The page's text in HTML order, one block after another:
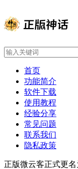
首页
功能简介
软件下载
使用教程
经验分享
常见问题
联系我们
隐私政策
正版微云客正式更